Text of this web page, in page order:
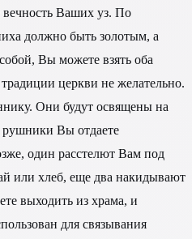
Ваших уз. По
должно быть золотым, а
Вы можете взять оба
церкви не желательно.
Они будут освящены на
рушники Вы отдаете
один расстелют Вам под
или хлеб, еще два накидывают
выходить из храма, и
для связывания